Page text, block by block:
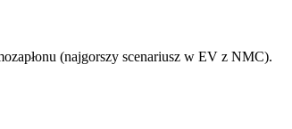
(najgorszy scenariusz w EV z NMC).